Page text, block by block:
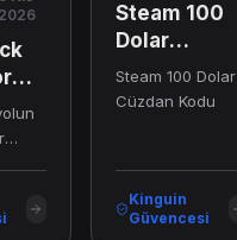
2026
Steam 100
Dolar
Cüzdan
Kodu
Steam 100 Dolar
Cüzdan Kodu
Kinguin
Güvencesi